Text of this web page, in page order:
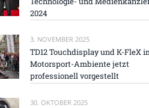
2024
3. NOVEMBER 2025
TD12 Touchdisplay und K-FleX
Motorsport-Ambiente jetzt
professionell vorgestellt
30. OKTOBER 2025